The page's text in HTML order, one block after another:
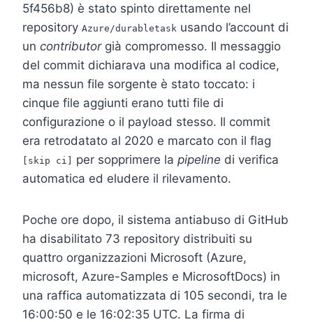
5f456b8) è stato spinto direttamente nel
repository Azure/durabletask usando l’account di
un contributorgià compromesso. Il messaggio
del commit dichiarava una modifica al codice,
ma nessun file sorgente è stato toccato: i
cinque file aggiunti erano tutti file di
configurazione o il payload stesso. Il commit
era retrodatato al 2020 e marcato con il flag
[skip ci] per sopprimere la pipeline di verifica
automatica ed eludere il rilevamento.
Poche ore dopo, il sistema antiabuso di GitHub
ha disabilitato 73 repository distribuiti su
quattro organizzazioni Microsoft (Azure,
microsoft, Azure-Samples e MicrosoftDocs) in
una raffica automatizzata di 105 secondi, tra le
16:00:50 e le 16:02:35 UTC. La firma di